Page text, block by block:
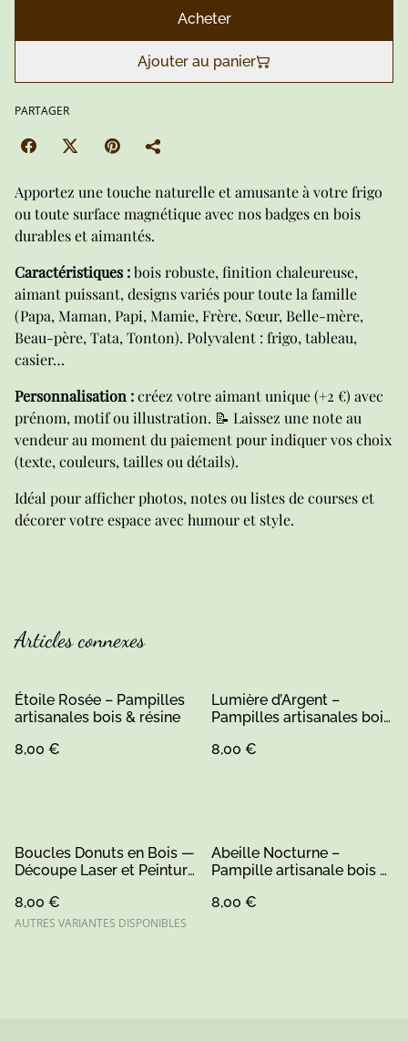
Acheter
Ajouter au panier
PARTAGER
Apportez une touche naturelle et amusante à votre frigo
ou toute surface magnétique avec nos badges en bois
durables et aimantés.
Caractéristiques :bois robuste, finition chaleureuse,
aimant puissant, designs variés pour toute la famille
(Papa, Maman, Papi, Mamie, Frère, Sœur, Belle-mère,
Beau-père, Tata, Tonton). Polyvalent : frigo, tableau,
casier…
Personnalisation :créez votre aimant unique (+2 €) avec
prénom, motif ou illustration. 📝 Laissez une note au
vendeur au moment du paiement pour indiquer vos choix
(texte, couleurs, tailles ou détails).
Idéal pour afficher photos, notes ou listes de courses et
décorer votre espace avec humour et style.
Articles connexes
Étoile Rosée – Pampilles
artisanales bois & résine
8,00 €
Lumière d’Argent –
Pampilles artisanales bois
8,00 €
Boucles Donuts en Bois —
Découpe Laser et Peinture
Grand-Lucé
8,00 €
AUTRES VARIANTES DISPONIBLES
Abeille Nocturne –
Pampille artisanale bois &
8,00 €